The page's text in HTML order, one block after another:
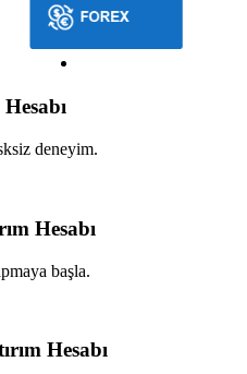
deneyim.
Hesabı
başla.
Hesabı